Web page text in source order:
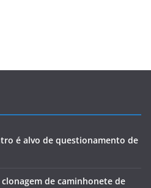
é alvo de questionamento de
de caminhonete de